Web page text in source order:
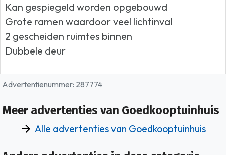
Kan gespiegeld worden opgebouwd
Grote ramen waardoor veel lichtinval
2 gescheiden ruimtes binnen
Dubbele deur
Advertentienummer: 287774
Meer advertenties van Goedkooptuinhuis
Alle advertenties van Goedkooptuinhuis